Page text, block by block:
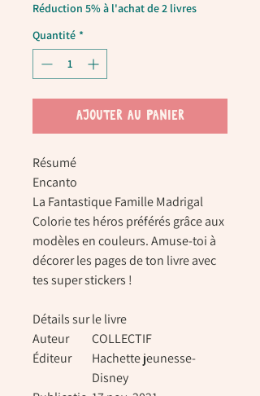
Réduction 5% à l'achat de 2 livres
Quantité *
AJOUTER AU PANIER
Résumé
Encanto
La Fantastique Famille Madrigal
Colorie tes héros préférés grâce aux
modèles en couleurs. Amuse-toi à
décorer les pages de ton livre avec
tes super stickers !
Détails sur le livre
Auteur
COLLECTIF
Éditeur
Hachette jeunesse-
Disney